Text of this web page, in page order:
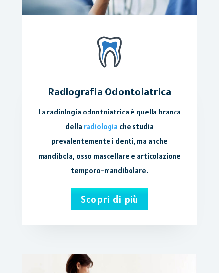
Radiografia Odontoiatrica
La radiologia odontoiatrica è quella branca
della radiologia che studia
prevalentemente i denti, ma anche
mandibola, osso mascellare e articolazione
temporo-mandibolare.
Scopri di più